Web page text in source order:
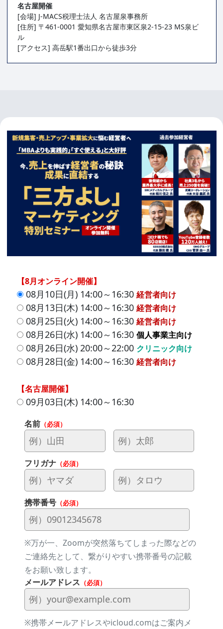
名古屋開催
[会場] J-MACS税理士法人 名古屋泉事務所
[住所] 〒461-0001 愛知県名古屋市東区泉2-15-23 MS泉ビ
ル
[アクセス] 高岳駅1番出口から徒歩3分
【8月オンライン開催】
08月10日(月) 14:00～16:30経営者向け
08月13日(木) 14:00～16:30経営者向け
08月25日(火) 14:00～16:30経営者向け
08月26日(水) 14:00～16:30個人事業主向け
08月26日(水) 20:00～22:00 クリニック向け
08月28日(金) 14:00～16:30経営者向け
【名古屋開催】
09月03日(木) 14:00～16:30
名前 （必須）
フリガナ （必須）
携帯番号 （必須）
※万が一、Zoomが突然落ちてしまった際などの
ご連絡先として、繋がりやすい携帯番号の記載
をお願い致します。
メールアドレス （必須）
※携帯メールアドレスやicloud.comはご案内メ